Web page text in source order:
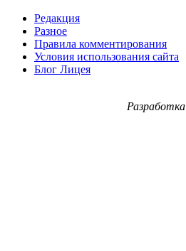
Редакция
Разное
Правила комментирования
Условия использования сайта
Блог Лицея
Разработка